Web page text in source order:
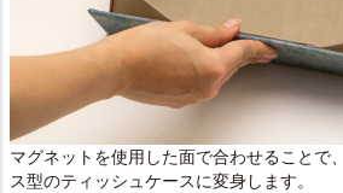
マグネットを使用した面で合わせることで
ス型のティッシュケースに変身します。